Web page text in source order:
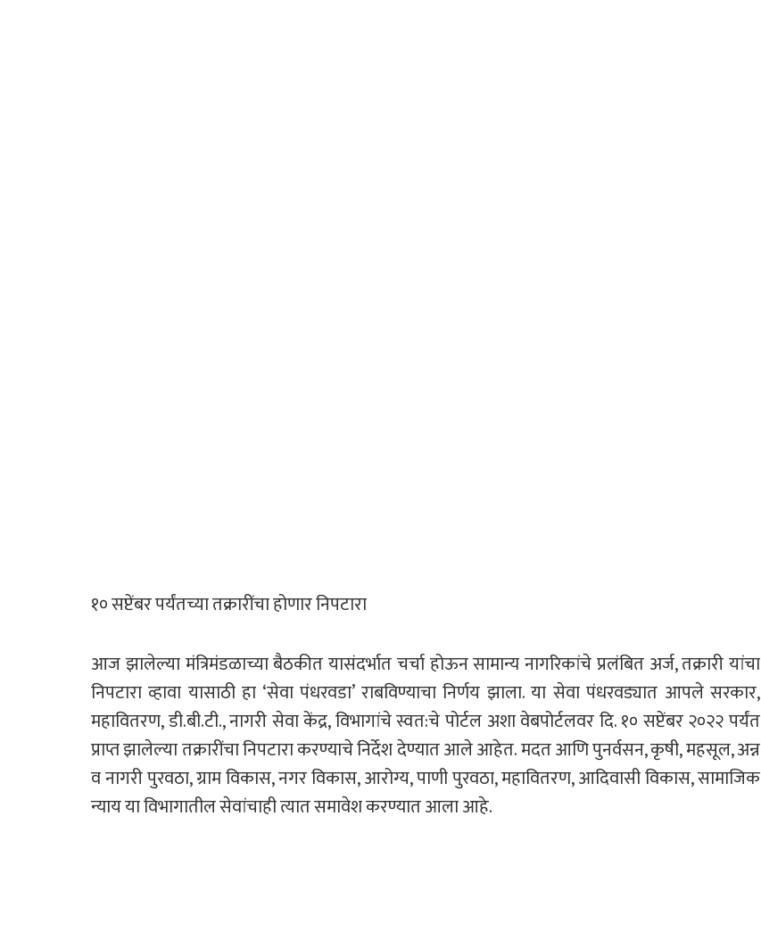
१० सप्टेंबर पर्यंतच्या तक्रारींचा होणार निपटारा
आज झालेल्या मंत्रिमंडळाच्या बैठकीत यासंदर्भात चर्चा होऊन सामान्य नागरिकांचे प्रलंबित अर्ज, तक्रारी यांचा
निपटारा व्हावा यासाठी हा ‘सेवा पंधरवडा’ राबविण्याचा निर्णय झाला. या सेवा पंधरवड्यात आपले सरकार,
महावितरण, डी.बी.टी., नागरी सेवा केंद्र, विभागांचे स्वत:चे पोर्टल अशा वेबपोर्टलवर दि. १० सप्टेंबर २०२२ पर्यंत
प्राप्त झालेल्या तक्रारींचा निपटारा करण्याचे निर्देश देण्यात आले आहेत. मदत आणि पुनर्वसन, कृषी, महसूल, अन्न
व नागरी पुरवठा, ग्राम विकास, नगर विकास, आरोग्य, पाणी पुरवठा, महावितरण, आदिवासी विकास, सामाजिक
न्याय या विभागातील सेवांचाही त्यात समावेश करण्यात आला आहे.